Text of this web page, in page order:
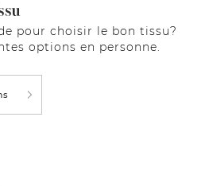
pour choisir le bon tissu?
options en personne.